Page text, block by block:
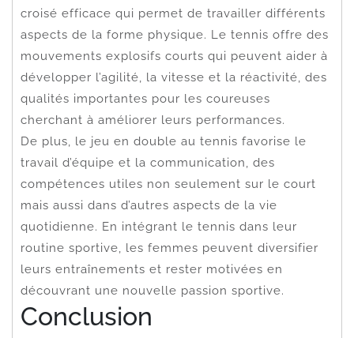
croisé efficace qui permet de travailler différents
aspects de la forme physique. Le tennis offre des
mouvements explosifs courts qui peuvent aider à
développer l’agilité, la vitesse et la réactivité, des
qualités importantes pour les coureuses
cherchant à améliorer leurs performances.
De plus, le jeu en double au tennis favorise le
travail d’équipe et la communication, des
compétences utiles non seulement sur le court
mais aussi dans d’autres aspects de la vie
quotidienne. En intégrant le tennis dans leur
routine sportive, les femmes peuvent diversifier
leurs entraînements et rester motivées en
découvrant une nouvelle passion sportive.
Conclusion